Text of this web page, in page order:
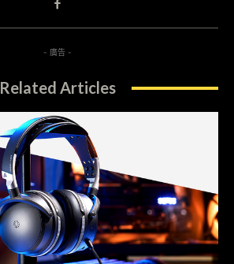
- 廣告 -
Related Articles